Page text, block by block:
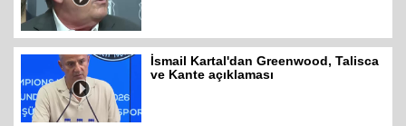
İsmail Kartal'dan Greenwood, Talisca
ve Kante açıklaması